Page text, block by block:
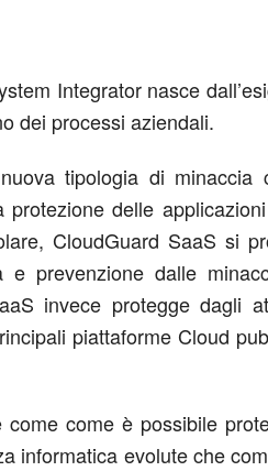
Integrator nasce
dei processi aziendali.
tipologia di minaccia
delle
CloudGuard SaaS si
prevenzione dalle
invece protegge dagli
piattaforme Cloud
come è possibile
informatica evolute che